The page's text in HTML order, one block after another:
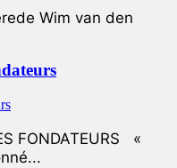
Wim van den
FONDATEURS «